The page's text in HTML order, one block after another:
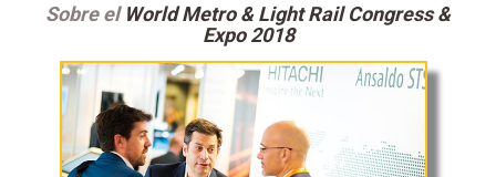
Sobre el World Metro & Light Rail Congress &
Expo 2018